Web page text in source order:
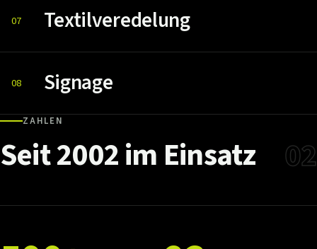
07 Textilveredelung
08 Signage
ZAHLEN
Seit2002im Einsatz 02